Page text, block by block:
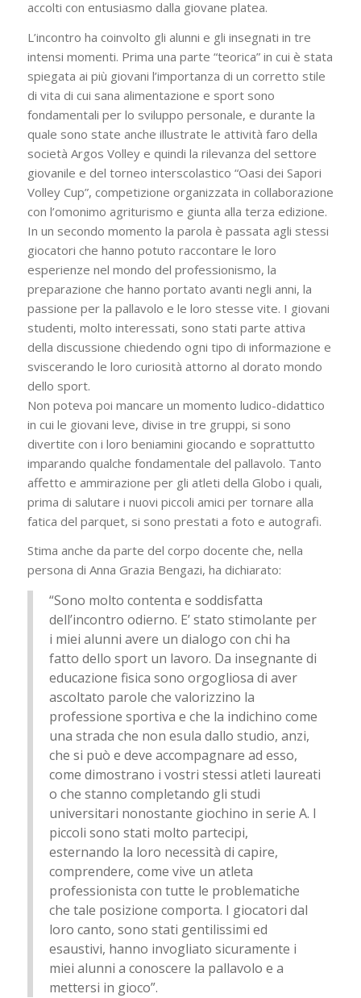
accolti con entusiasmo dalla giovane platea.
L’incontro ha coinvolto gli alunni e gli insegnati in tre
intensi momenti. Prima una parte “teorica” in cui è stata
spiegata ai più giovani l’importanza di un corretto stile
di vita di cui sana alimentazione e sport sono
fondamentali per lo sviluppo personale, e durante la
quale sono state anche illustrate le attività faro della
società Argos Volley e quindi la rilevanza del settore
giovanile e del torneo interscolastico “Oasi dei Sapori
Volley Cup”, competizione organizzata in collaborazione
con l’omonimo agriturismo e giunta alla terza edizione.
In un secondo momento la parola è passata agli stessi
giocatori che hanno potuto raccontare le loro
esperienze nel mondo del professionismo, la
preparazione che hanno portato avanti negli anni, la
passione per la pallavolo e le loro stesse vite. I giovani
studenti, molto interessati, sono stati parte attiva
della discussione chiedendo ogni tipo di informazione e
sviscerando le loro curiosità attorno al dorato mondo
dello sport.
Non poteva poi mancare un momento ludico-didattico
in cui le giovani leve, divise in tre gruppi, si sono
divertite con i loro beniamini giocando e soprattutto
imparando qualche fondamentale del pallavolo. Tanto
affetto e ammirazione per gli atleti della Globo i quali,
prima di salutare i nuovi piccoli amici per tornare alla
fatica del parquet, si sono prestati a foto e autografi.
Stima anche da parte del corpo docente che, nella
persona di Anna Grazia Bengazi, ha dichiarato:
“Sono molto contenta e soddisfatta
dell’incontro odierno. E’ stato stimolante per
i miei alunni avere un dialogo con chi ha
fatto dello sport un lavoro. Da insegnante di
educazione fisica sono orgogliosa di aver
ascoltato parole che valorizzino la
professione sportiva e che la indichino come
una strada che non esula dallo studio, anzi,
che si può e deve accompagnare ad esso,
come dimostrano i vostri stessi atleti laureati
o che stanno completando gli studi
universitari nonostante giochino in serie A. I
piccoli sono stati molto partecipi,
esternando la loro necessità di capire,
comprendere, come vive un atleta
professionista con tutte le problematiche
che tale posizione comporta. I giocatori dal
loro canto, sono stati gentilissimi ed
esaustivi, hanno invogliato sicuramente i
miei alunni a conoscere la pallavolo e a
mettersi in gioco”.